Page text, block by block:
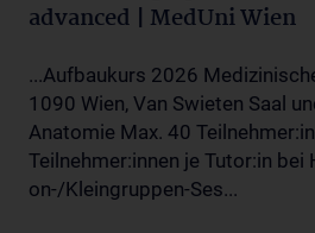
advanced | MedUni Wien
...Aufbaukurs 2026
1090 Wien, Van Swieten Saal
Anatomie Max. 40
Teilnehmer:innen je Tutor:in bei
on-/Kleingruppen-Ses...